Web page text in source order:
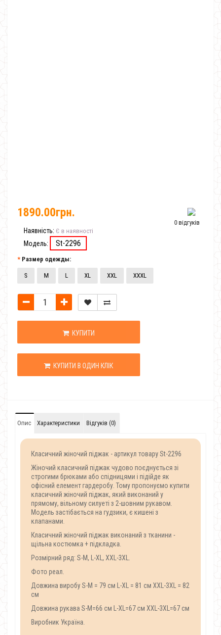
0 відгуків
1890.00грн.
Наявність: Є в наявності
Модель: St-2296
Размер одежды:
S M L XL XXL XXXL
КУПИТИ
КУПИТИ В ОДИН КЛІК
Опис Характеристики Відгуків (0)
Класичний жіночий піджак - артикул товару St-2296
Жіночий класичний піджак чудово поєднується зі
строгими брюками або спідницями і підійде як
офісний елемент гардеробу. Тому пропонуємо купити
класичний жіночий піджак, який виконаний у
прямому, вільному силуеті з 2-шовним рукавом.
Модель застібається на гудзики, є кишені з
клапанами.
Класичний жіночий піджак виконаний з тканини -
щільна костюмка + підкладка.
Розмірний ряд: S-M, L-XL, XXL-3XL.
Фото реал.
Довжина виробу S-M = 79 см L-XL = 81 см XXL-3XL = 82
см
Довжина рукава S-M=66 см L-XL=67 см XXL-3XL=67 см
Виробник Україна.